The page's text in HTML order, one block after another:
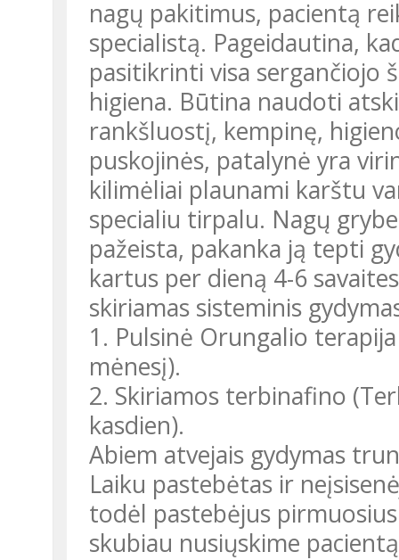
nagų pakitimus, pacientą
specialistą. Pageidautina,
pasitikrinti visa sergančiojo
higiena. Būtina naudoti
rankšluostį, kempinę,
puskojinės, patalynė yra
kilimėliai plaunami karštu
specialiu tirpalu. Nagų
pažeista, pakanka ją tepti
kartus per dieną 4-6
skiriamas sisteminis
1. Pulsinė Orungalio
mėnesį).
2. Skiriamos terbinafino
kasdien).
Abiem atvejais gydymas
Laiku pastebėtas ir
todėl pastebėjus
skubiau nusiųskime